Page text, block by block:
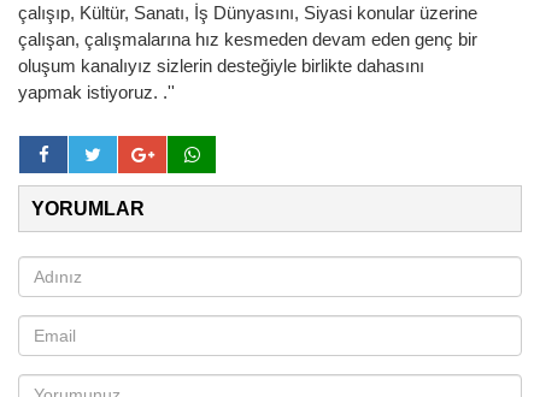
çalışıp, Kültür, Sanatı, İş Dünyasını, Siyasi konular üzerine
çalışan, çalışmalarına hız kesmeden devam eden genç bir
oluşum kanalıyız sizlerin desteğiyle birlikte dahasını
yapmak istiyoruz. .''
YORUMLAR